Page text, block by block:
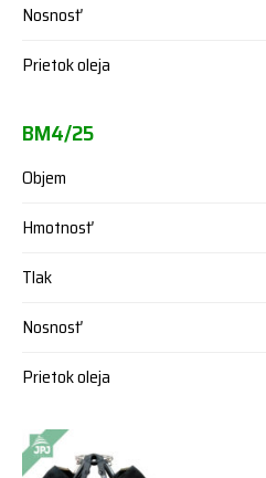
Nosnosť
Prietok oleja
BM4/25
Objem
Hmotnosť
Tlak
Nosnosť
Prietok oleja